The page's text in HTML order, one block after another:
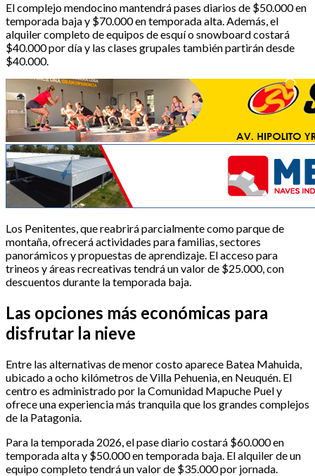
El complejo mendocino mantendrá pases diarios de $50.000 en
temporada baja y $70.000 en temporada alta. Además, el
alquiler completo de equipos de esquí o snowboard costará
$40.000 por día y las clases grupales también partirán desde
$40.000.
Los Penitentes, que reabrirá parcialmente como parque de
montaña, ofrecerá actividades para familias, sectores
panorámicos y propuestas de aprendizaje. El acceso para
trineos y áreas recreativas tendrá un valor de $25.000, con
descuentos durante la temporada baja.
Las opciones más económicas para
disfrutar la nieve
Entre las alternativas de menor costo aparece Batea Mahuida,
ubicado a ocho kilómetros de Villa Pehuenia, en Neuquén. El
centro es administrado por la Comunidad Mapuche Puel y
ofrece una experiencia más tranquila que los grandes complejos
de la Patagonia.
Para la temporada 2026, el pase diario costará $60.000 en
temporada alta y $50.000 en temporada baja. El alquiler de un
equipo completo tendrá un valor de $35.000 por jornada.